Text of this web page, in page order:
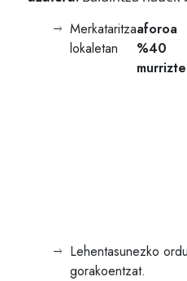
Merkataritza
lokaletan
aforoa
%40
Lehentasunezko
gorakoentzat.